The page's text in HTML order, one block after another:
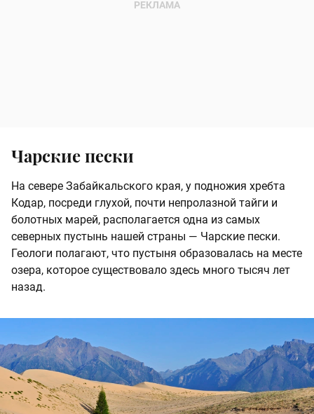
Чарские пески
На севере Забайкальского края, у подножия хребта
Кодар, посреди глухой, почти непролазной тайги и
болотных марей, располагается одна из самых
северных пустынь нашей страны — Чарские пески.
Геологи полагают, что пустыня образовалась на месте
озера, которое существовало здесь много тысяч лет
назад.